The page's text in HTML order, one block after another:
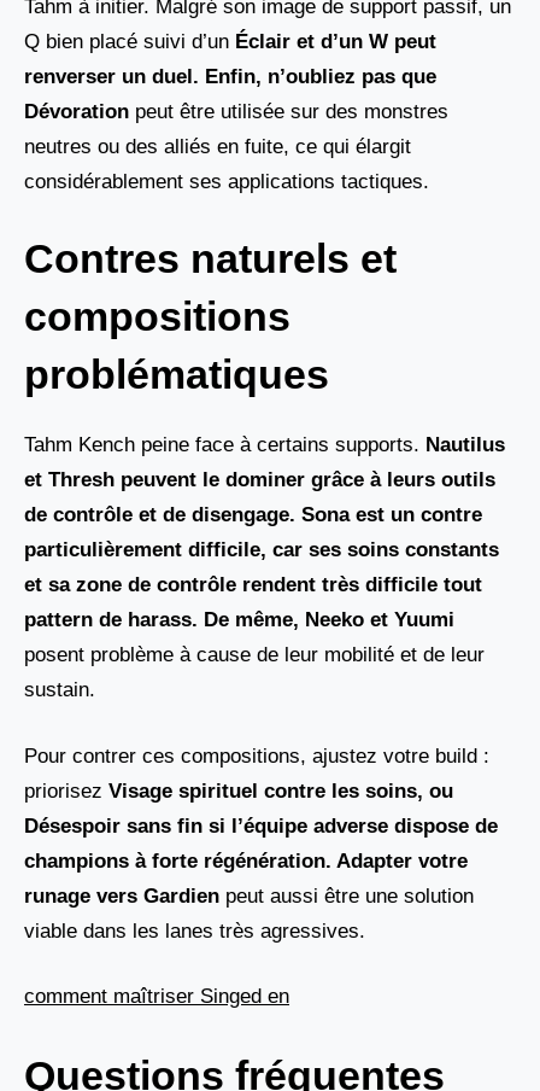
Tahm à initier. Malgré son image de support passif, un
Q bien placé suivi d’un Éclair et d’un W peut
renverser un duel. Enfin, n’oubliez pas que
Dévoration peut être utilisée sur des monstres
neutres ou des alliés en fuite, ce qui élargit
considérablement ses applications tactiques.
Contres naturels et
compositions
problématiques
Tahm Kench peine face à certains supports. Nautilus
et Thresh peuvent le dominer grâce à leurs outils
de contrôle et de disengage. Sona est un contre
particulièrement difficile, car ses soins constants
et sa zone de contrôle rendent très difficile tout
pattern de harass. De même, Neeko et Yuumi
posent problème à cause de leur mobilité et de leur
sustain.
Pour contrer ces compositions, ajustez votre build :
priorisez Visage spirituel contre les soins, ou
Désespoir sans fin si l’équipe adverse dispose de
champions à forte régénération. Adapter votre
runage vers Gardien peut aussi être une solution
viable dans les lanes très agressives.
comment maîtriser Singed en
Questions fréquentes